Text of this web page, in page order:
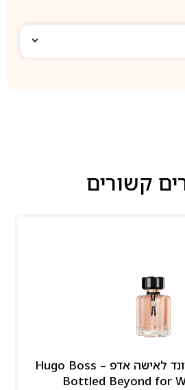
קשורים
הוגו בוס בוטלד ביונד לאישה אדפ – Hugo Boss